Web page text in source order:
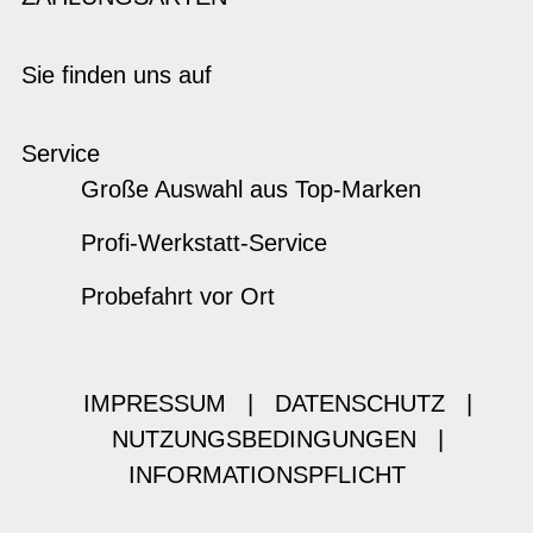
Sie finden uns auf
Service
Große Auswahl aus Top-Marken
Profi-Werkstatt-Service
Probefahrt vor Ort
IMPRESSUM DATENSCHUTZ
NUTZUNGSBEDINGUNGEN
INFORMATIONSPFLICHT